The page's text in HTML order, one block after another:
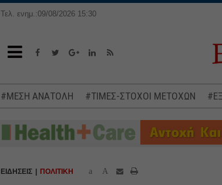
Τελ. ενημ.:09/08/2026 15:30
#ΜΕΣΗ ΑΝΑΤΟΛΗ #ΤΙΜΕΣ-ΣΤΟΧΟΙ ΜΕΤΟΧΩΝ
ΕΙΔΗΣΕΙΣ ΠΟΛΙΤΙΚΗ a A